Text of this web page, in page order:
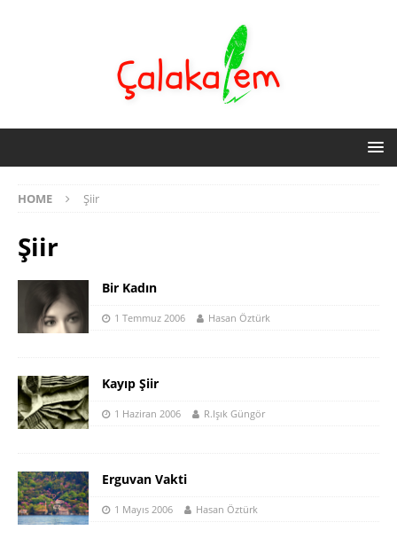
HOME Şiir
Şiir
Bir Kadın
1 Temmuz 2006 Hasan Öztürk
Kayıp Şiir
1 Haziran 2006 R.Işık Güngör
Erguvan Vakti
1 Mayıs 2006 Hasan Öztürk